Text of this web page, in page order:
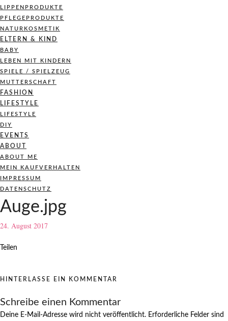
LIPPENPRODUKTE
PFLEGEPRODUKTE
NATURKOSMETIK
ELTERN & KIND
BABY
LEBEN MIT KINDERN
SPIELE / SPIELZEUG
MUTTERSCHAFT
FASHION
LIFESTYLE
LIFESTYLE
DIY
EVENTS
ABOUT
ABOUT ME
MEIN KAUFVERHALTEN
IMPRESSUM
DATENSCHUTZ
Auge.jpg
24. August 2017
Teilen
HINTERLASSE EIN KOMMENTAR
Schreibe einen Kommentar
Deine E-Mail-Adresse wird nicht veröffentlicht. Erforderliche Felder sind